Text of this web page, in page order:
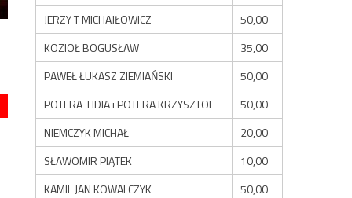
JERZY T MICHAJŁOWICZ
50,00
KOZIOŁ BOGUSŁAW
35,00
PAWEŁ ŁUKASZ ZIEMIAŃSKI
50,00
POTERA LIDIA i POTERA KRZYSZTOF
50,00
NIEMCZYK MICHAŁ
20,00
SŁAWOMIR PIĄTEK
10,00
KAMIL JAN KOWALCZYK
50,00